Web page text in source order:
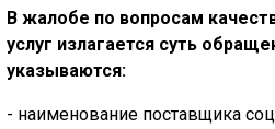
В жалобе по вопросам
услуг излагается суть
указываются:
- наименование поставщика